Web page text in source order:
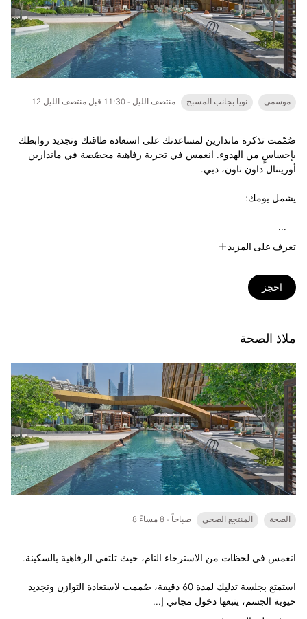
موسمي نويا بجانب المسبح 12 منتصف الليل - 11:30 قبل منتصف الليل
صُمّمت تذكرة ماندارين لمساعدتك على استعادة طاقتك وتجديد روابطك
بإحساسٍ من الهدوء. انغمس في تجربة رفاهية مخصّصة في ماندارين
أورينتال داون تاون، دبي.
يشمل يومك:
...
تعرف على المزيد
احجز
ملاذ الصحة
الصحة المنتجع الصحي 8 صباحاً - 8 مساءً
انغمس في لحظات من الاسترخاء التام، حيث تلتقي الرفاهية بالسكينة.
استمتع بجلسة تدليك لمدة 60 دقيقة، صُممت لاستعادة التوازن وتجديد
حيوية الجسم، يتبعها دخول مجاني إ...